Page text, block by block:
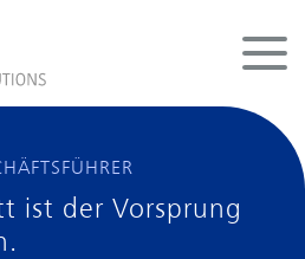
ist der Vorsprung